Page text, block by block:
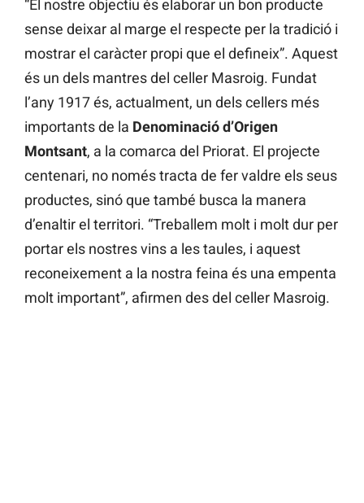
“El nostre objectiu és elaborar un bon producte
sense deixar al marge el respecte per la tradició i
mostrar el caràcter propi que el defineix”. Aquest
és un dels mantres del celler Masroig. Fundat
l’any 1917 és, actualment, un dels cellers més
importants de la Denominació d’Origen
Montsant, a la comarca del Priorat. El projecte
centenari, no només tracta de fer valdre els seus
productes, sinó que també busca la manera
d’enaltir el territori. “Treballem molt i molt dur per
portar els nostres vins a les taules, i aquest
reconeixement a la nostra feina és una empenta
molt important”, afirmen des del celler Masroig.